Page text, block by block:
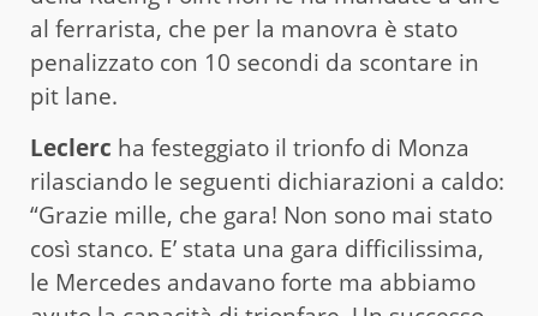
al ferrarista, che per la manovra è stato
penalizzato con 10 secondi da scontare in
pit lane.
Leclerc ha festeggiato il trionfo di Monza
rilasciando le seguenti dichiarazioni a caldo:
“Grazie mille, che gara! Non sono mai stato
così stanco. E’ stata una gara difficilissima,
le Mercedes andavano forte ma abbiamo